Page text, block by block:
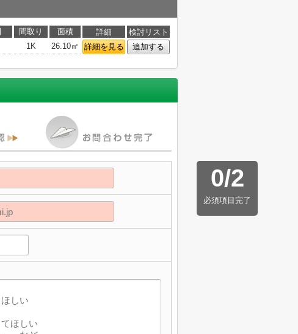
間取り 面積 詳細
検討リスト
1K 26.10㎡ 詳細を見る 追加する
0/2
必須項目完了